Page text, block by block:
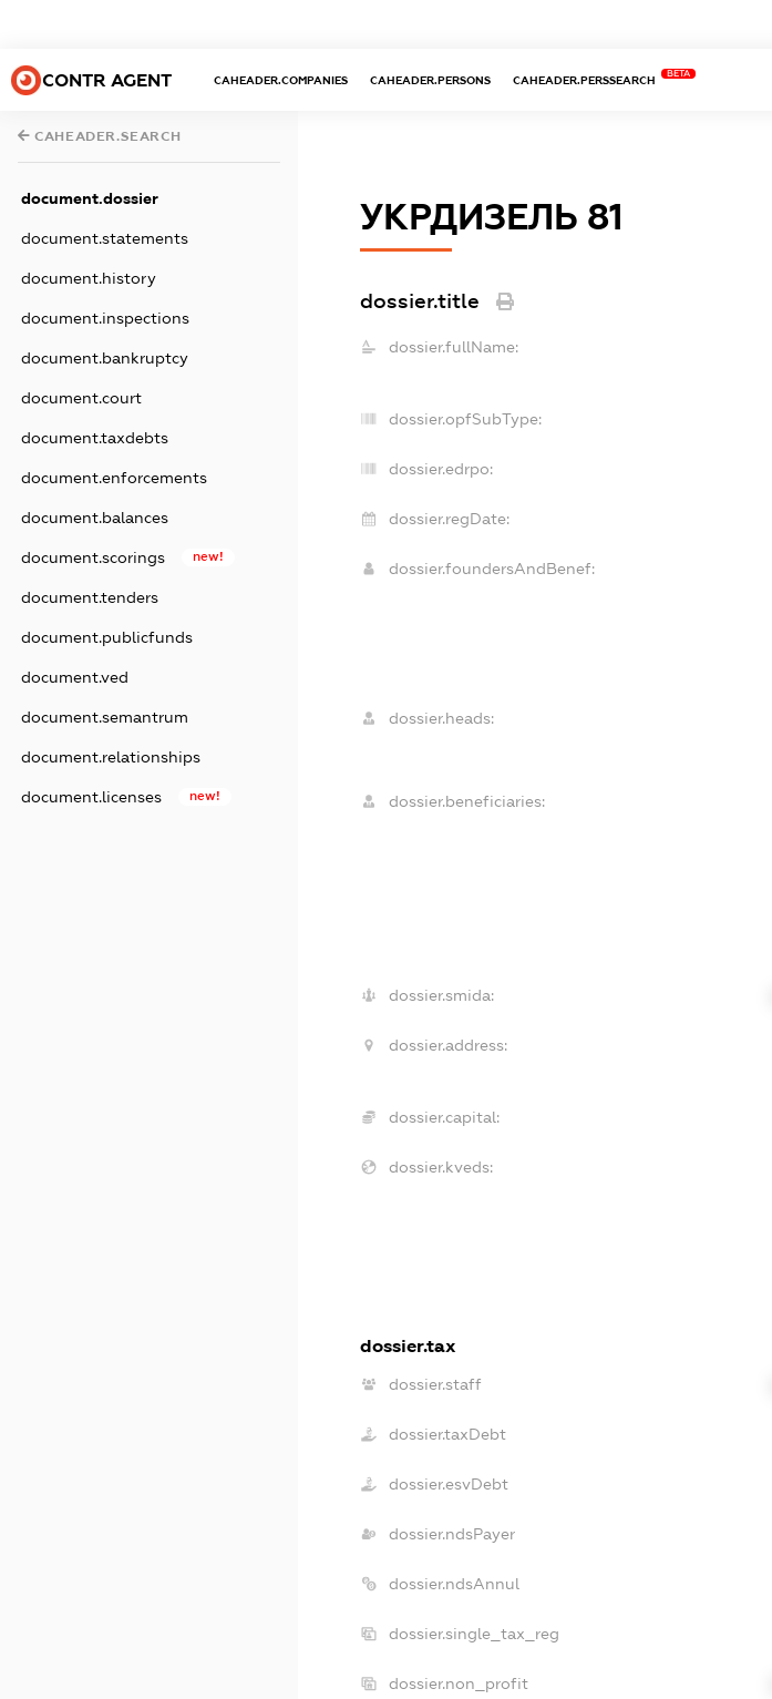
CONTR AGENT CAHEADER.COMPANIES CAHEADER.PERSONS CAHEADER.PERSSEARCH
BETA
CAHEADER.SEARCH
document.dossier
document.statements
document.history
document.inspections
document.bankruptcy
document.court
document.taxdebts
document.enforcements
document.balances
document.scorings new!
document.tenders
document.publicfunds
document.ved
document.semantrum
document.relationships
document.licenses new!
УКРДИЗЕЛЬ 81
dossier.title
dossier.fullName:
dossier.opfSubType:
dossier.edrpo:
dossier.regDate:
dossier.foundersAndBenef:
dossier.heads:
dossier.beneficiaries:
dossier.smida:
dossier.address:
dossier.capital:
dossier.kveds:
dossier.tax
dossier.staff
dossier.taxDebt
dossier.esvDebt
dossier.ndsPayer
dossier.ndsAnnul
dossier.single_tax_reg
dossier.non_profit